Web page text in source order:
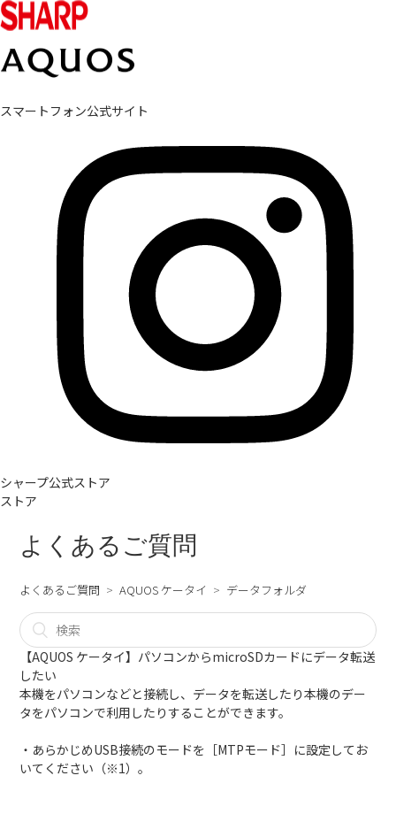
スマートフォン公式サイト
シャープ公式ストア
ストア
よくあるご質問
よくあるご質問 AQUOS ケータイ データフォルダ
【AQUOS ケータイ】パソコンからmicroSDカードにデータ転送
したい
本機をパソコンなどと接続し、データを転送したり本機のデー
タをパソコンで利用したりすることができます。
・あらかじめUSB接続のモードを［MTPモード］に設定してお
いてください（※1）。